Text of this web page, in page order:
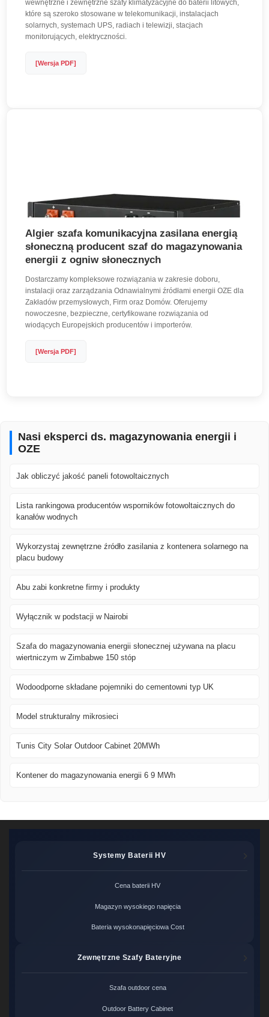
wewnętrzne i zewnętrzne szafy klimatyzacyjne do baterii litowych,
które są szeroko stosowane w telekomunikacji, instalacjach
solarnych, systemach UPS, radiach i telewizji, stacjach
monitorujących, elektryczności.
[Wersja PDF]
Algier szafa komunikacyjna zasilana energią
słoneczną producent szaf do magazynowania
energii z ogniw słonecznych
Dostarczamy kompleksowe rozwiązania w zakresie doboru,
instalacji oraz zarządzania Odnawialnymi źródłami energii OZE dla
Zakładów przemysłowych, Firm oraz Domów. Oferujemy
nowoczesne, bezpieczne, certyfikowane rozwiązania od
wiodących Europejskich producentów i importerów.
[Wersja PDF]
Nasi eksperci ds. magazynowania energii i
OZE
Jak obliczyć jakość paneli fotowoltaicznych
Lista rankingowa producentów wsporników fotowoltaicznych do
kanałów wodnych
Wykorzystaj zewnętrzne źródło zasilania z kontenera solarnego na
placu budowy
Abu zabi konkretne firmy i produkty
Wyłącznik w podstacji w Nairobi
Szafa do magazynowania energii słonecznej używana na placu
wiertniczym w Zimbabwe 150 stóp
Wodoodporne składane pojemniki do cementowni typ UK
Model strukturalny mikrosieci
Tunis City Solar Outdoor Cabinet 20MWh
Kontener do magazynowania energii 6 9 MWh
Systemy Baterii HV
Cena baterii HV
Magazyn wysokiego napięcia
Bateria wysokonapięciowa Cost
Zewnętrzne Szafy Bateryjne
Szafa outdoor cena
Outdoor Battery Cabinet